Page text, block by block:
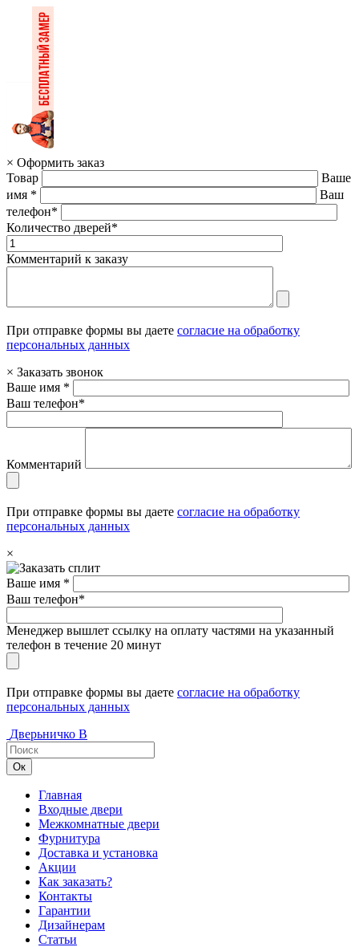
× Оформить заказ
Товар
Ваше
имя *
Ваш
телефон*
Количество дверей*
Комментарий к заказу
При отправке формы вы даете согласие на обработку
персональных данных
× Заказать звонок
Ваше имя *
Ваш телефон*
Комментарий
При отправке формы вы даете согласие на обработку
персональных данных
×
Ваше имя *
Ваш телефон*
Менеджер вышлет ссылку на оплату частями на указанный
телефон в течение 20 минут
При отправке формы вы даете согласие на обработку
персональных данных
Дверьничко В
Главная
Входные двери
Межкомнатные двери
Фурнитура
Доставка и установка
Акции
Как заказать?
Контакты
Гарантии
Дизайнерам
Статьи